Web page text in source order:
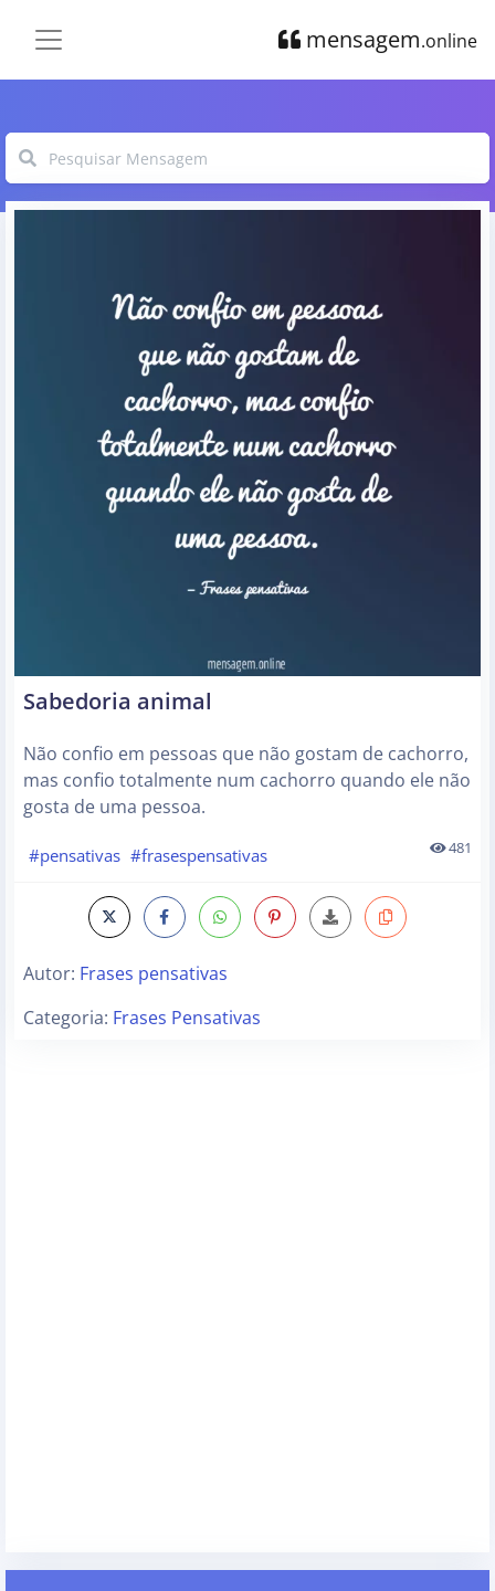
mensagem.online
Sabedoria animal
Não confio em pessoas que não gostam de cachorro,
mas confio totalmente num cachorro quando ele não
gosta de uma pessoa.
#pensativas #frasespensativas 481
Autor: Frases pensativas
Categoria: Frases Pensativas